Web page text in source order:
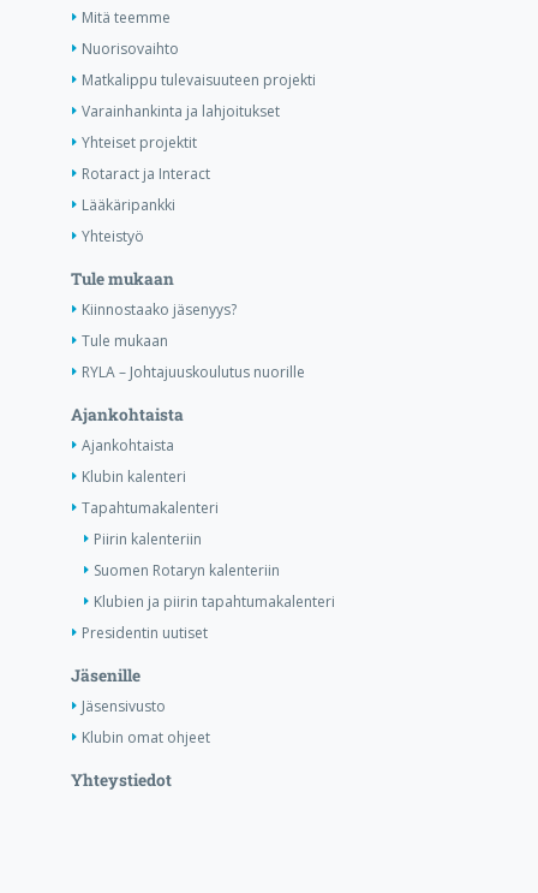
Mitä teemme
Nuorisovaihto
Matkalippu tulevaisuuteen projekti
Varainhankinta ja lahjoitukset
Yhteiset projektit
Rotaract ja Interact
Lääkäripankki
Yhteistyö
Tule mukaan
Kiinnostaako jäsenyys?
Tule mukaan
RYLA – Johtajuuskoulutus nuorille
Ajankohtaista
Ajankohtaista
Klubin kalenteri
Tapahtumakalenteri
Piirin kalenteriin
Suomen Rotaryn kalenteriin
Klubien ja piirin tapahtumakalenteri
Presidentin uutiset
Jäsenille
Jäsensivusto
Klubin omat ohjeet
Yhteystiedot